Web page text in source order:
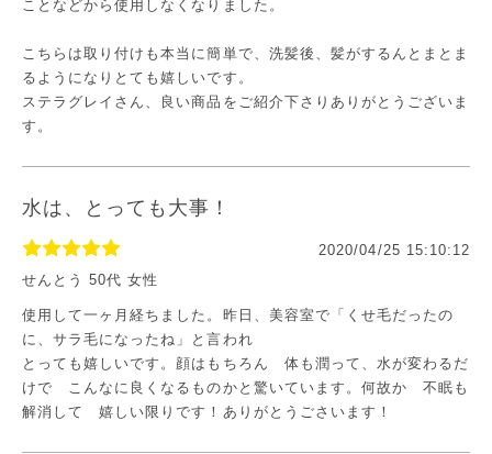
ことなどから使用しなくなりました。
こちらは取り付けも本当に簡単で、洗髪後、髪がするんとまとま
るようになりとても嬉しいです。
ステラグレイさん、良い商品をご紹介下さりありがとうございま
す。
水は、とっても大事！
2020/04/25 15:10:12
せんとう 50代 女性
使用して一ヶ月経ちました。昨日、美容室で「くせ毛だったの
に、サラ毛になったね」と言われ
とっても嬉しいです。顔はもちろん 体も潤って、水が変わるだ
けで こんなに良くなるものかと驚いています。何故か 不眠も
解消して 嬉しい限りです！ありがとうごさいます！